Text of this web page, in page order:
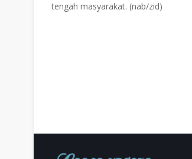
tengah masyarakat. (nab/zid)